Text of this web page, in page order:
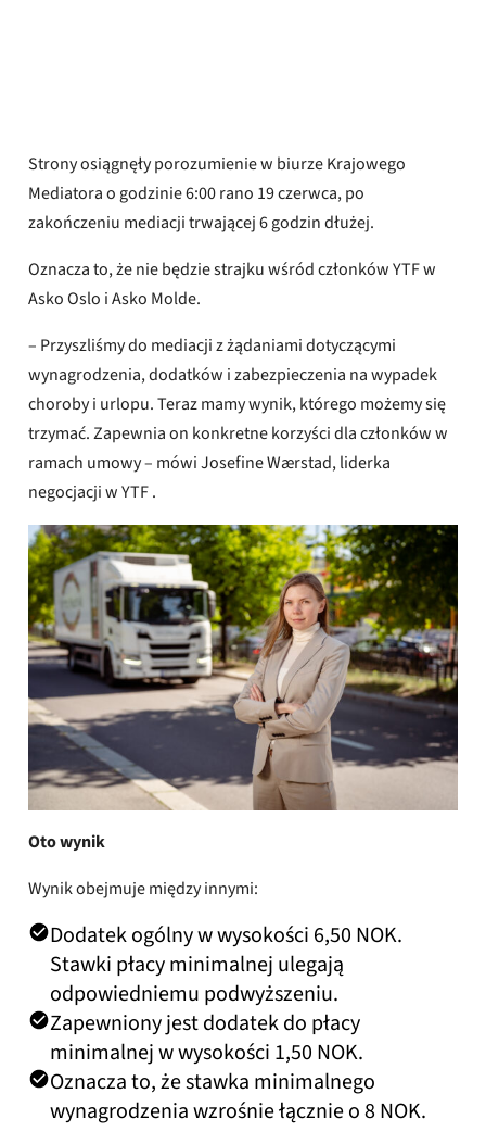
Strony osiągnęły porozumienie w biurze Krajowego
Mediatora o godzinie 6:00 rano 19 czerwca, po
zakończeniu mediacji trwającej 6 godzin dłużej.
Oznacza to, że nie będzie strajku wśród członków YTF w
Asko Oslo i Asko Molde.
– Przyszliśmy do mediacji z żądaniami dotyczącymi
wynagrodzenia, dodatków i zabezpieczenia na wypadek
choroby i urlopu. Teraz mamy wynik, którego możemy się
trzymać. Zapewnia on konkretne korzyści dla członków w
ramach umowy – mówi Josefine Wærstad, liderka
negocjacji w YTF .
Oto wynik
Wynik obejmuje między innymi:
Dodatek ogólny w wysokości 6,50 NOK.
Stawki płacy minimalnej ulegają
odpowiedniemu podwyższeniu.
Zapewniony jest dodatek do płacy
minimalnej w wysokości 1,50 NOK.
Oznacza to, że stawka minimalnego
wynagrodzenia wzrośnie łącznie o 8 NOK.